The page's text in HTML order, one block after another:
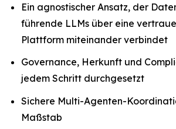
Ein agnostischer Ansatz, der
führende LLMs über eine
Plattform miteinander verbindet
Governance, Herkunft und
jedem Schritt durchgesetzt
Sichere Multi-Agenten-
Maßstab